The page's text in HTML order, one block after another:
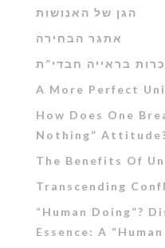
הגן של האנושות
אתגר הבחירה
בראייה חבדי”ת
A More Perfect
How Does One
Nothing”
The Benefits Of
Transcending
“Human Doing”?
Essence: A